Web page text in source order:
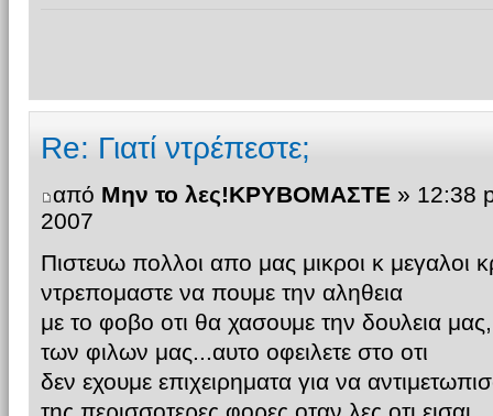
Re: Γιατί ντρέπεστε;
από Μην το λες!ΚΡΥΒΟΜΑΣΤΕ » 12:38
2007
Πιστευω πολλοι απο μας μικροι κ μεγαλοι
ντρεπομαστε να πουμε την αληθεια
με το φοβο οτι θα χασουμε την δουλεια
των φιλων μας...αυτο οφειλετε στο οτι
δεν εχουμε επιχειρηματα για να
της περισσοτερες φορες οταν λες οτι εισαι